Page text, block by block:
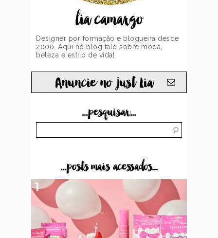
lia camargo
Designer por formação e blogueira desde
2000. Aqui no blog falo sobre moda,
beleza e estilo de vida!
Anuncie no just Lia
...pesquisar...
...posts mais acessados...
1